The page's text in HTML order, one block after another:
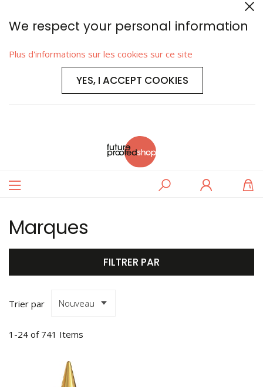
We respect your personal information
Plus d'informations sur les cookies sur ce site
YES, I ACCEPT COOKIES
Basculer
Rechercher
Marques
Trier par
1 -24 of 741 Items
FILTRER PAR